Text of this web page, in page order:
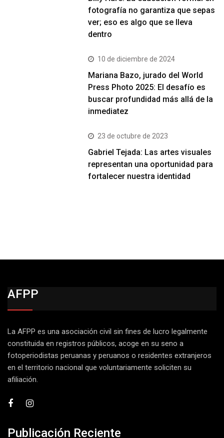
fotografía no garantiza que sepas
ver; eso es algo que se lleva
dentro
10 de diciembre de 2024
Mariana Bazo, jurado del World
Press Photo 2025: El desafío es
buscar profundidad más allá de la
inmediatez
23 de octubre de 2023
Gabriel Tejada: Las artes visuales
representan una oportunidad para
fortalecer nuestra identidad
AFPP
La AFPP es una asociación civil sin fines de lucro legalmente
constituida en registros públicos, acoge en su seno a
fotoperiodistas peruanas y peruanos o residentes extranjeros
en el territorio nacional que voluntariamente soliciten su
afiliación.
Publicación Reciente